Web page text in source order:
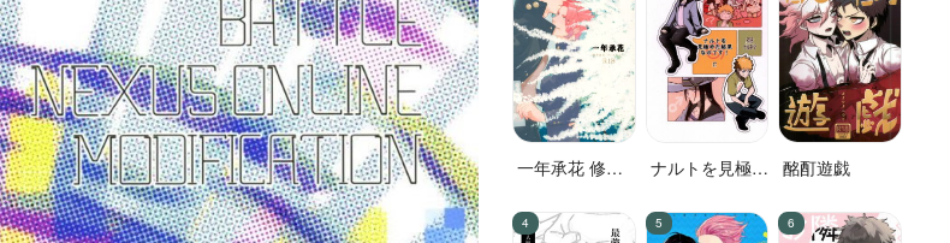
一年承花 修学
イド
ナルトを見極め
す!
酩酊遊戯